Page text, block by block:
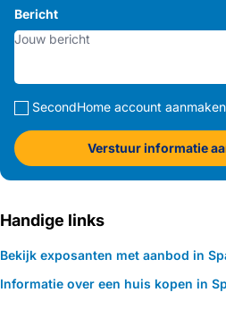
Bericht
SecondHome account aanmaken
Verstuur informatie
Handige links
Bekijk exposanten met aanbod in
Informatie over een huis kopen in